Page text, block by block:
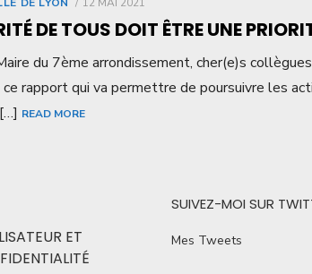
DE TOUS DOIT ÊTRE UNE
du 7ème arrondissement, cher(e)s
rapport qui va permettre de poursuivre les
READ MORE
ET
SUIVEZ-MOI SUR
Mes Tweets